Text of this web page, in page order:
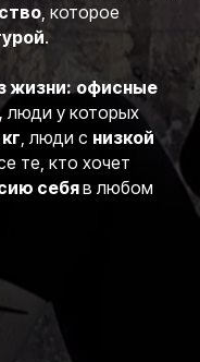
, которое
.
жизни: офисные
люди у которых
, люди с низкой
те, кто хочет
себяв любом